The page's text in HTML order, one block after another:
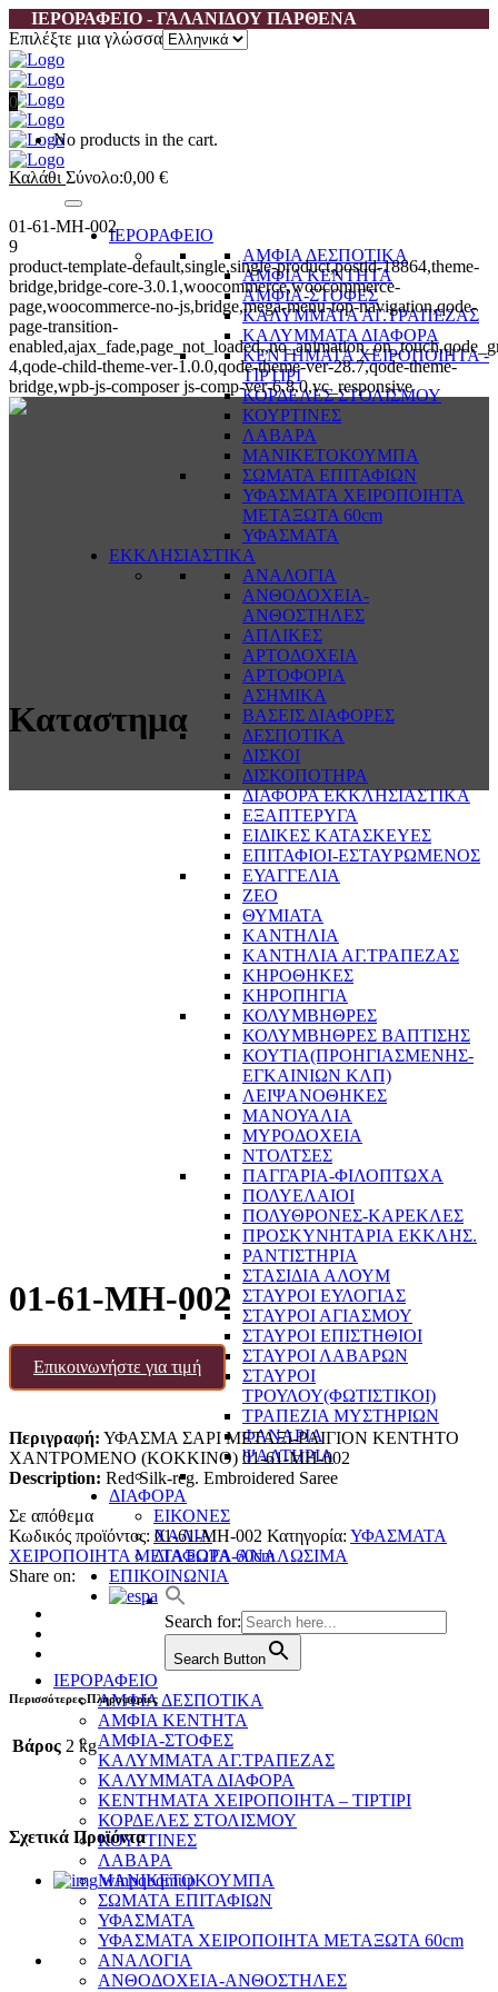
ΙΕΡΟΡΑΦΕΙΟ - ΓΑΛΑΝΙΔΟΥ ΠΑΡΘΕΝΑ
Επιλέξτε μια γλώσσα
0
No products in the cart.
Καλάθι Σύνολο:0,00 €
ΙΕΡΟΡΑΦΕΙΟ
ΑΜΦΙΑ ΔΕΣΠΟΤΙΚΑ
ΑΜΦΙΑ ΚΕΝΤΗΤΑ
ΑΜΦΙΑ-ΣΤΟΦΕΣ
ΚΑΛΥΜΜΑΤΑ ΑΓ.ΤΡΑΠΕΖΑΣ
ΚΑΛΥΜΜΑΤΑ ΔΙΑΦΟΡΑ
ΚΕΝΤΗΜΑΤΑ ΧΕΙΡΟΠΟΙΗΤΑ -
ΤΙΡΤΙΡΙ
ΚΟΡΔΕΛΕΣ ΣΤΟΛΙΣΜΟΥ
ΚΟΥΡΤΙΝΕΣ
ΛΑΒΑΡΑ
ΜΑΝΙΚΕΤΟΚΟΥΜΠΑ
ΣΩΜΑΤΑ ΕΠΙΤΑΦΙΩΝ
ΥΦΑΣΜΑΤΑ ΧΕΙΡΟΠΟΙΗΤΑ
ΜΕΤΑΞΩΤΑ 60cm
ΥΦΑΣΜΑΤΑ
ΕΚΚΛΗΣΙΑΣΤΙΚΑ
ΑΝΑΛΟΓΙΑ
ΑΝΘΟΔΟΧΕΙΑ-
ΑΝΘΟΣΤΗΛΕΣ
ΑΠΛΙΚΕΣ
ΑΡΤΟΔΟΧΕΙΑ
ΑΡΤΟΦΟΡΙΑ
ΑΣΗΜΙΚΑ
ΒΑΣΕΙΣ ΔΙΑΦΟΡΕΣ
ΔΕΣΠΟΤΙΚΑ
ΔΙΣΚΟΙ
ΔΙΣΚΟΠΟΤΗΡΑ
ΔΙΑΦΟΡΑ ΕΚΚΛΗΣΙΑΣΤΙΚΑ
ΕΞΑΠΤΕΡΥΓΑ
ΕΙΔΙΚΕΣ ΚΑΤΑΣΚΕΥΕΣ
ΕΠΙΤΑΦΙΟΙ-ΕΣΤΑΥΡΩΜΕΝΟΣ
ΕΥΑΓΓΕΛΙΑ
ΖΕΟ
ΘΥΜΙΑΤΑ
ΚΑΝΤΗΛΙΑ
ΚΑΝΤΗΛΙΑ ΑΓ.ΤΡΑΠΕΖΑΣ
ΚΗΡΟΘΗΚΕΣ
ΚΗΡΟΠΗΓΙΑ
ΚΟΛΥΜΒΗΘΡΕΣ
ΚΟΛΥΜΒΗΘΡΕΣ ΒΑΠΤΙΣΗΣ
ΚΟΥΤΙΑ(ΠΡΟΗΓΙΑΣΜΕΝΗΣ-
ΕΓΚΑΙΝΙΩΝ ΚΛΠ)
ΛΕΙΨΑΝΟΘΗΚΕΣ
ΜΑΝΟΥΑΛΙΑ
ΜΥΡΟΔΟΧΕΙΑ
ΝΤΟΛΤΣΕΣ
ΠΑΓΓΑΡΙΑ-ΦΙΛΟΠΤΩΧΑ
ΠΟΛΥΕΛΑΙΟΙ
ΠΟΛΥΘΡΟΝΕΣ-ΚΑΡΕΚΛΕΣ
ΠΡΟΣΚΥΝΗΤΑΡΙΑ ΕΚΚΛΗΣ.
ΡΑΝΤΙΣΤΗΡΙΑ
ΣΤΑΣΙΔΙΑ ΑΛΟΥΜ
ΣΤΑΥΡΟΙ ΕΥΛΟΓΙΑΣ
ΣΤΑΥΡΟΙ ΑΓΙΑΣΜΟΥ
ΣΤΑΥΡΟΙ ΕΠΙΣΤΗΘΙΟΙ
ΣΤΑΥΡΟΙ ΛΑΒΑΡΩΝ
ΣΤΑΥΡΟΙ
ΤΡΟΥΛΟΥ(ΦΩΤΙΣΤΙΚΟΙ)
ΤΡΑΠΕΖΙΑ ΜΥΣΤΗΡΙΩΝ
ΦΑΝΑΡΙΑ
ΨΑΛΤΗΡΙΑ
ΔΙΑΦΟΡΑ
ΕΙΚΟΝΕΣ
ΧΑΛΙΑ
ΔΙΑΦΟΡΑ-ΑΝΑΛΩΣΙΜΑ
ΕΠΙΚΟΙΝΩΝΙΑ
Search for:
Search Button
ΙΕΡΟΡΑΦΕΙΟ
ΑΜΦΙΑ ΔΕΣΠΟΤΙΚΑ
ΑΜΦΙΑ ΚΕΝΤΗΤΑ
ΑΜΦΙΑ-ΣΤΟΦΕΣ
ΚΑΛΥΜΜΑΤΑ ΑΓ.ΤΡΑΠΕΖΑΣ
ΚΑΛΥΜΜΑΤΑ ΔΙΑΦΟΡΑ
ΚΕΝΤΗΜΑΤΑ ΧΕΙΡΟΠΟΙΗΤΑ – ΤΙΡΤΙΡΙ
ΚΟΡΔΕΛΕΣ ΣΤΟΛΙΣΜΟΥ
ΚΟΥΡΤΙΝΕΣ
ΛΑΒΑΡΑ
ΜΑΝΙΚΕΤΟΚΟΥΜΠΑ
ΣΩΜΑΤΑ ΕΠΙΤΑΦΙΩΝ
ΥΦΑΣΜΑΤΑ
ΥΦΑΣΜΑΤΑ ΧΕΙΡΟΠΟΙΗΤΑ ΜΕΤΑΞΩΤΑ 60cm
ΑΝΑΛΟΓΙΑ
ΑΝΘΟΔΟΧΕΙΑ-ΑΝΘΟΣΤΗΛΕΣ
01-61-MH-002
9
product-template-default,single,single-product,postid-18864,theme-
bridge,bridge-core-3.0.1,woocommerce,woocommerce-
page,woocommerce-no-js,bridge,mega-menu-top-navigation,qode-
page-transition-
4,qode-child-theme-ver-1.0.0,qode-theme-ver-28.7,qode-theme-
bridge,wpb-js-composer js-comp-ver-6.8.0,vc_responsive
Καταστημα
01-61-MH-002
Επικοινωνήστε για τιμή
Περιγραφή: ΥΦΑΣΜΑ ΣΑΡΙ ΜΕΤΑΞΙ-ΡΑΙΓΙΟΝ ΚΕΝΤΗΤΟ
ΧΑΝΤΡΟΜΕΝΟ (KOKKINO) 01-61-MH-002
Description: Red Silk-reg. Embroidered Saree
Σε απόθεμα
Κωδικός προϊόντος: 01-61-MH-002 Κατηγορία: ΥΦΑΣΜΑΤΑ
ΧΕΙΡΟΠΟΙΗΤΑ ΜΕΤΑΞΩΤΑ 60cm
Share on:
Περισσότερες Πληροφορίες
Βάρος 2 kg
Σχετικά Προϊόντα